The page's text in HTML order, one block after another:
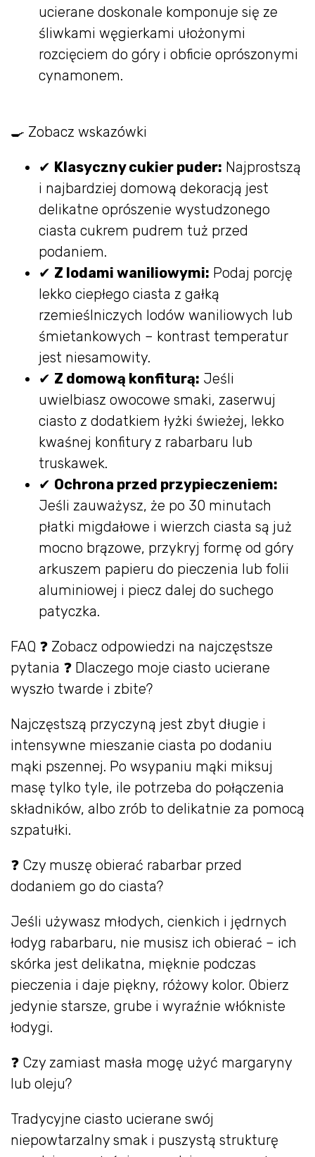
ucierane doskonale komponuje się ze
śliwkami węgierkami ułożonymi
rozcięciem do góry i obficie oprószonymi
cynamonem.
🍳 Zobacz wskazówki
✔ Klasyczny cukier puder: Najprostszą
i najbardziej domową dekoracją jest
delikatne oprószenie wystudzonego
ciasta cukrem pudrem tuż przed
podaniem.
✔ Z lodami waniliowymi: Podaj porcję
lekko ciepłego ciasta z gałką
rzemieślniczych lodów waniliowych lub
śmietankowych – kontrast temperatur
jest niesamowity.
✔ Z domową konfiturą: Jeśli
uwielbiasz owocowe smaki, zaserwuj
ciasto z dodatkiem łyżki świeżej, lekko
kwaśnej konfitury z rabarbaru lub
truskawek.
✔ Ochrona przed przypieczeniem:
Jeśli zauważysz, że po 30 minutach
płatki migdałowe i wierzch ciasta są już
mocno brązowe, przykryj formę od góry
arkuszem papieru do pieczenia lub folii
aluminiowej i piecz dalej do suchego
patyczka.
FAQ ❓ Zobacz odpowiedzi na najczęstsze
pytania ❓ Dlaczego moje ciasto ucierane
wyszło twarde i zbite?
Najczęstszą przyczyną jest zbyt długie i
intensywne mieszanie ciasta po dodaniu
mąki pszennej. Po wsypaniu mąki miksuj
masę tylko tyle, ile potrzeba do połączenia
składników, albo zrób to delikatnie za pomocą
szpatułki.
❓ Czy muszę obierać rabarbar przed
dodaniem go do ciasta?
Jeśli używasz młodych, cienkich i jędrnych
łodyg rabarbaru, nie musisz ich obierać – ich
skórka jest delikatna, mięknie podczas
pieczenia i daje piękny, różowy kolor. Obierz
jedynie starsze, grube i wyraźnie włókniste
łodygi.
❓ Czy zamiast masła mogę użyć margaryny
lub oleju?
Tradycyjne ciasto ucierane swój
niepowtarzalny smak i puszystą strukturę